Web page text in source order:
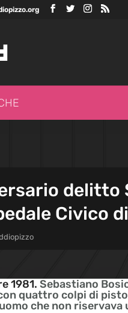
delitto
Civico
1981. Sebastiano
quattro colpi di
che non